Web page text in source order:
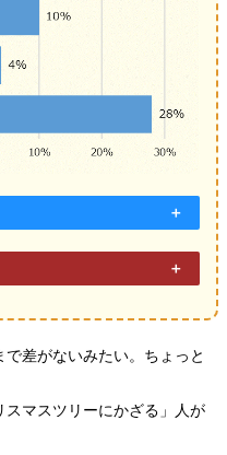
差がないみたい。ちょっと
マスツリーにかざる」人が